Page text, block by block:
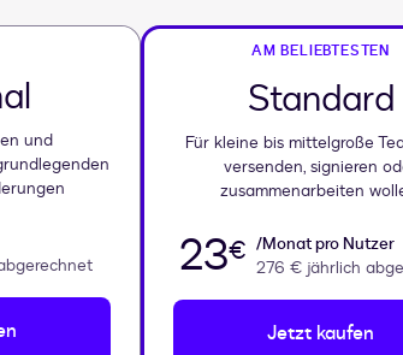
und
AM BELIEBTESTEN
Standard
Für kleine bis mittelgroße
versenden, signieren
zusammenarbeiten
23€ /Monat pro Nutzer
276 € jährlich
Jetzt kaufen